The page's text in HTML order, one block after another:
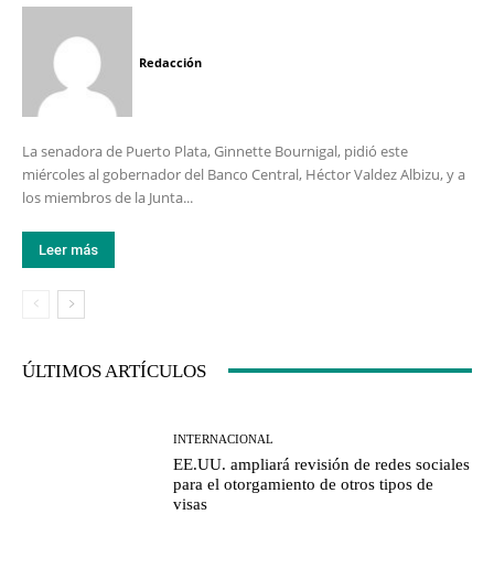
Redacción
La senadora de Puerto Plata, Ginnette Bournigal, pidió este
miércoles al gobernador del Banco Central, Héctor Valdez Albizu, y a
los miembros de la Junta...
Leer más
ÚLTIMOS ARTÍCULOS
INTERNACIONAL
EE.UU. ampliará revisión de redes sociales
para el otorgamiento de otros tipos de
visas